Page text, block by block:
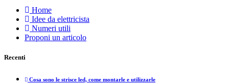
Home
Idee da elettricista
Numeri utili
Proponi un articolo
Recenti
Cosa sono le strisce led, come montarle e utilizzarle